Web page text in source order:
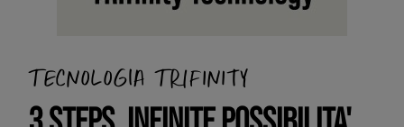
TECNOLOGIA TRIFINITY